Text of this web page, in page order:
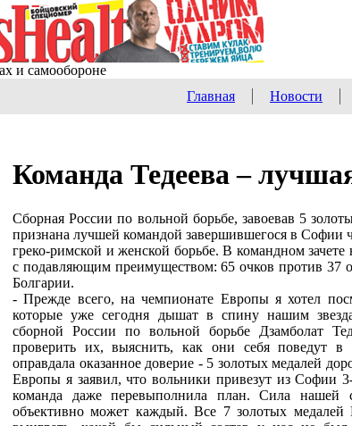
Главная Новости
Команда Тедеева –
Сборная России по вольной борьбе, завоевав 5
признана лучшей командой завершившегося в Софии
греко-римской и женской борьбе. В командном
с подавляющим преимуществом: 65 очков против 37
Болгарии.
- Прежде всего, на чемпионате Европы я хотел
которые уже сегодня дышат в спину нашим
сборной России по вольной борьбе Дзамболат
проверить их, выяснить, как они себя поведут
оправдала оказанное доверие - 5 золотых медалей
Европы я заявил, что вольники привезут из Софии
команда даже перевыполнила план. Сила нашей
объективно может каждый. Все 7 золотых медалей